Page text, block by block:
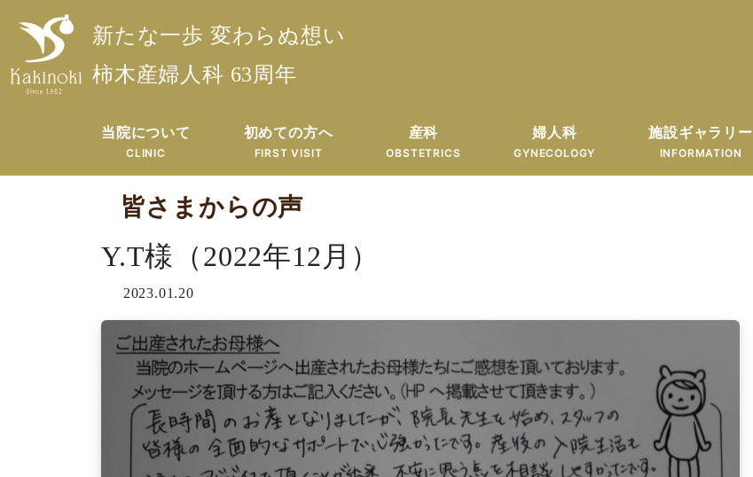
新たな一歩 変わらぬ想い
柿木産婦人科 63周年
当院について
CLINIC
初めての方へ
FIRST VISIT
産科
OBSTETRICS
婦人科
GYNECOLOGY
施設ギャラリー
INFORMATION
皆さまからの声
Y.T様（2022年12月）
2023.01.20